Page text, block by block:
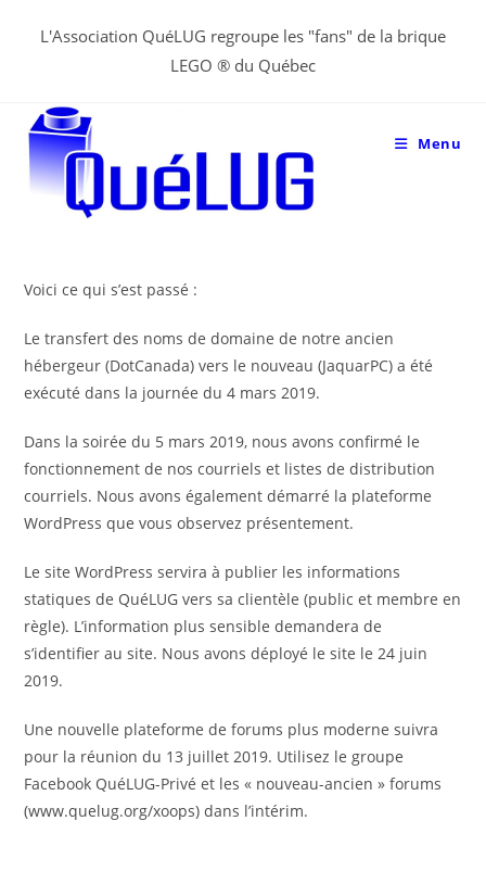
L'Association QuéLUG regroupe les "fans" de la brique
LEGO ® du Québec
Menu
Voici ce qui s’est passé :
Le transfert des noms de domaine de notre ancien
hébergeur (DotCanada) vers le nouveau (JaquarPC) a été
exécuté dans la journée du 4 mars 2019.
Dans la soirée du 5 mars 2019, nous avons confirmé le
fonctionnement de nos courriels et listes de distribution
courriels. Nous avons également démarré la plateforme
WordPress que vous observez présentement.
Le site WordPress servira à publier les informations
statiques de QuéLUG vers sa clientèle (public et membre en
règle). L’information plus sensible demandera de
s’identifier au site. Nous avons déployé le site le 24 juin
2019.
Une nouvelle plateforme de forums plus moderne suivra
pour la réunion du 13 juillet 2019. Utilisez le groupe
Facebook QuéLUG-Privé et les « nouveau-ancien » forums
(www.quelug.org/xoops) dans l’intérim.